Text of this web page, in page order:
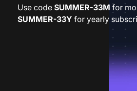
Use code SUMMER-33M for
SUMMER-33Y for yearly